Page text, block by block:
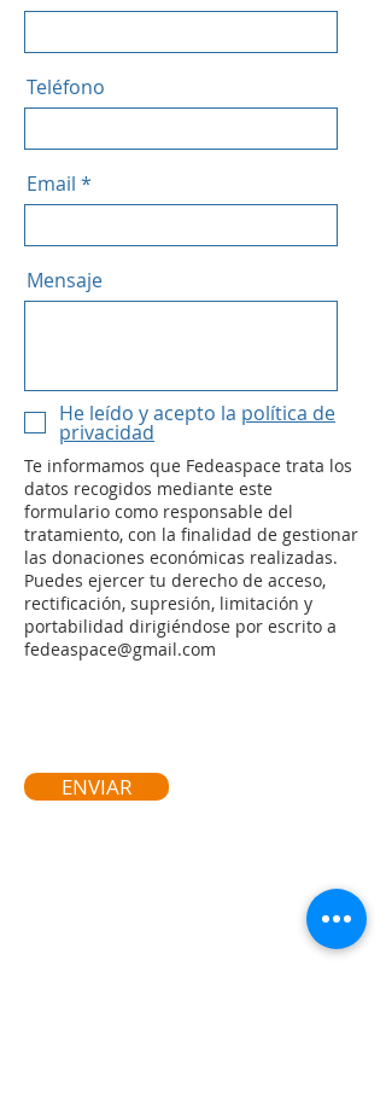
Teléfono
Email
Mensaje
He leído y acepto la política de
privacidad
Te informamos que Fedeaspace trata los
datos recogidos mediante este
formulario como responsable del
tratamiento, con la finalidad de gestionar
las donaciones económicas realizadas.
Puedes ejercer tu derecho de acceso,
rectificación, supresión, limitación y
portabilidad dirigiéndose por escrito a
fedeaspace@gmail.com
ENVIAR